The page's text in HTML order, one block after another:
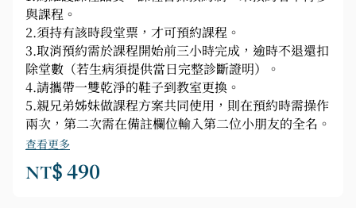
與課程。
2.須持有該時段堂票，才可預約課程。
3.取消預約需於課程開始前三小時完成，逾時不退還扣
除堂數（若生病須提供當日完整診斷證明）。
4.請攜帶一雙乾淨的鞋子到教室更換。
5.親兄弟姊妹做課程方案共同使用，則在預約時需操作
兩次，第二次需在備註欄位輸入第二位小朋友的全名。
查看更多
NT$ 490